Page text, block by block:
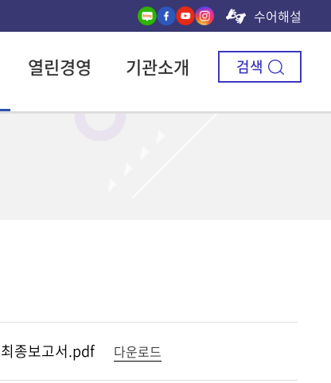
수어해설
열린경영 기관소개 검색
종보고서.pdf 다운로드